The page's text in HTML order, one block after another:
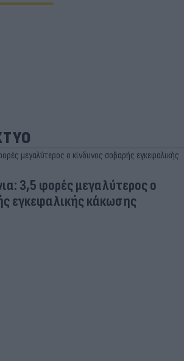
3,5 φορές μεγαλύτερος ο
εγκεφαλικής κάκωσης